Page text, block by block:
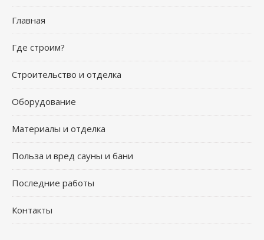
Главная
Где строим?
Строительство и отделка
Оборудование
Материалы и отделка
Польза и вред сауны и бани
Последние работы
Контакты